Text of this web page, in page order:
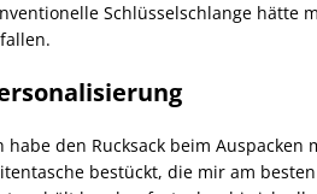
Schlüsselschlange hätte
habe den Rucksack beim
bestückt, die mir am